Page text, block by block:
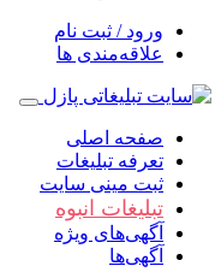
ورود / ثبت نام
علاقه‌مندی ها
صفحه اصلی
تعرفه تبلیغات
ثبت مینی سایت
تبلیغات انبوه
آگهی‌های ویژه
آگهی‌ها